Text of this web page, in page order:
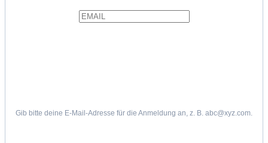
Gib bitte deine E-Mail-Adresse für die Anmeldung an, z. B. abc@xyz.com.